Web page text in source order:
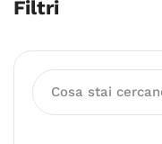
Filtri